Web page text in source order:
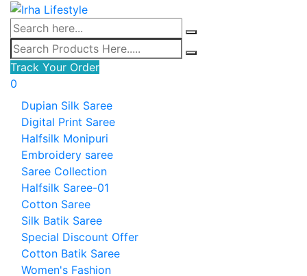
Track Your Order
0
Dupian Silk Saree
Digital Print Saree
Halfsilk Monipuri
Embroidery saree
Saree Collection
Halfsilk Saree-01
Cotton Saree
Silk Batik Saree
Special Discount Offer
Cotton Batik Saree
Women's Fashion